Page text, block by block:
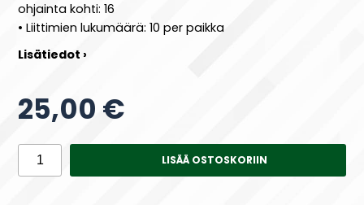
ohjainta kohti: 16
• Liittimien lukumäärä: 10 per paikka
Lisätiedot ›
25,00 €
LISÄÄ OSTOSKORIIN